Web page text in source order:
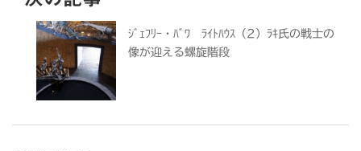
ｼﾞｪﾌﾘｰ・ﾊﾞﾜ ﾗｲﾄﾊｳｽ（2）ﾗｷ氏の戦士の
像が迎える螺旋階段